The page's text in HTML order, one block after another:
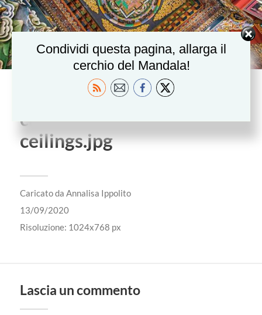
Bodhgaya_mandalas-
carved-into-the-
ceilings.jpg
Caricato da Annalisa Ippolito
13/09/2020
Risoluzione: 1024x768 px
Lascia un commento
Condividi questa pagina, allarga il
cerchio del Mandala!